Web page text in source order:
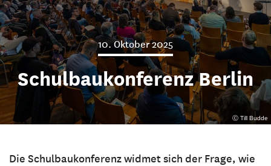
Ⓒ Till Budde
10. Oktober 2025
Schulbaukonferenz Berlin
Die Schulbaukonferenz widmet sich der Frage, wie